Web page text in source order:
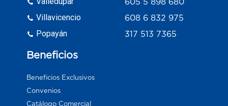
Villavicencio
Popayán
608 6 832 975
317 513 7365
Beneficios
Beneficios Exclusivos
Convenios
Catálogo Comercial